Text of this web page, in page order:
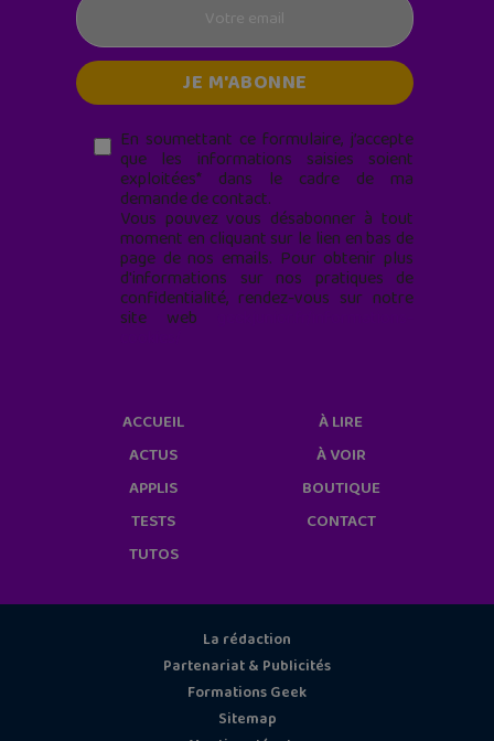
En soumettant ce formulaire, j’accepte
que les informations saisies soient
exploitées* dans le cadre de ma
demande de contact.
Vous pouvez vous désabonner à tout
moment en cliquant sur le lien en bas de
page de nos emails. Pour obtenir plus
d'informations sur nos pratiques de
confidentialité, rendez-vous sur notre
site web
ACCUEIL
ACTUS
APPLIS
TESTS
TUTOS
À LIRE
À VOIR
BOUTIQUE
CONTACT
La rédaction
Partenariat & Publicités
Formations Geek
Sitemap